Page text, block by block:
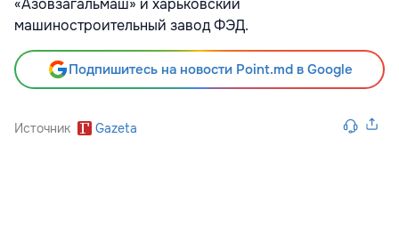
машиностроительный завод ФЭД.
Подпишитесь на новости Point.md в Google
Источник Gazeta